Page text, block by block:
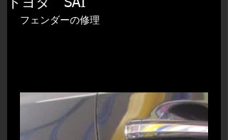
トヨタ SAI
フェンダーの修理